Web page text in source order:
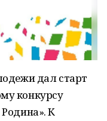
дал старт
конкурсу
К